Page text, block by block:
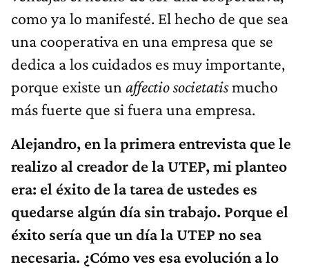
como ya lo manifesté. El hecho de que sea
una cooperativa en una empresa que se
dedica a los cuidados es muy importante,
porque existe un affectio societatismucho
más fuerte que si fuera una empresa.
Alejandro, en la primera entrevista que le
realizo al creador de la UTEP, mi planteo
era: el éxito de la tarea de ustedes es
quedarse algún día sin trabajo. Porque el
éxito sería que un día la UTEP no sea
necesaria. ¿Cómo ves esa evolución a lo